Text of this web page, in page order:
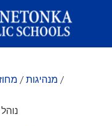
בתי
/מנהיגות /
נוהל 908 – כניסה חינם לאירועי בית הספר